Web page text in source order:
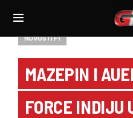
NOVOSTI F1
MAZEPIN I
FORCE INDIJU